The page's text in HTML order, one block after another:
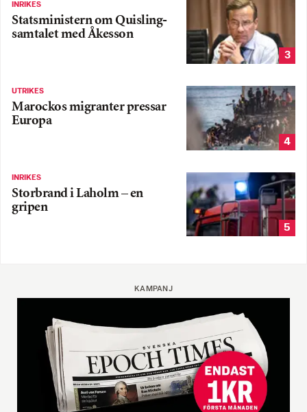
INRIKES
Statsministern om Quisling-
samtalet med Åkesson
3
UTRIKES
Marockos migranter pressar
Europa
4
INRIKES
Storbrand i Laholm – en
gripen
5
KAMPANJ